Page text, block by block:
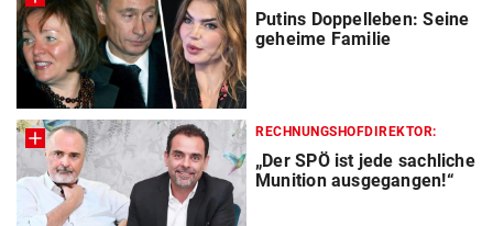
Putins Doppelleben: Seine
geheime Familie
RECHNUNGSHOFDIREKTOR:
„Der SPÖ ist jede sachliche
Munition ausgegangen!“